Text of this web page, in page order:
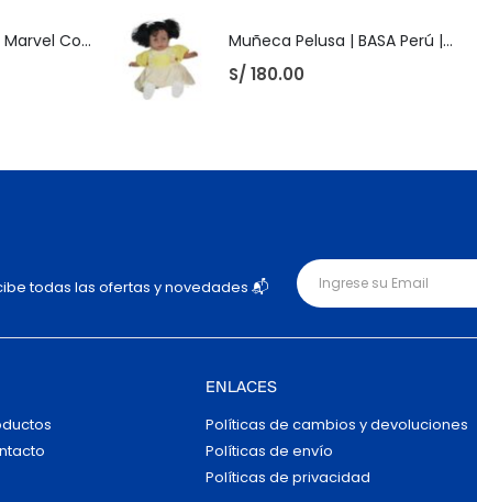
Album Pepsi Card Marvel Completo Muñeca Pelusa | BASA Perú | Años 80 | Original
S/ 180.00
todas las ofertas y novedades 📬
ENLACES
Políticas de cambios y devoluciones
Políticas de envío
Políticas de privacidad